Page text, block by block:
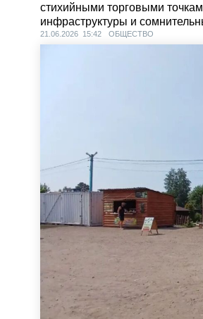
стихийными торговыми
инфраструктуры и
21.06.2026 15:42 ОБЩЕСТВО